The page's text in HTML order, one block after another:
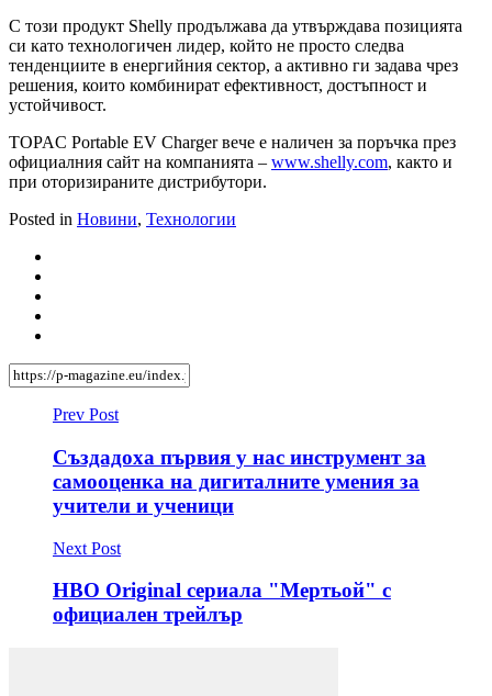
С този продукт Shelly продължава да утвърждава позицията
си като технологичен лидер, който не просто следва
тенденциите в енергийния сектор, а активно ги задава чрез
решения, които комбинират ефективност, достъпност и
устойчивост.
TOPAC Portable EV Charger вече е наличен за поръчка през
официалния сайт на компанията – www.shelly.com, както и
при оторизираните дистрибутори.
Posted in Новини, Технологии
Prev Post
Създадоха първия у нас инструмент за
самооценка на дигиталните умения за
учители и ученици
Next Post
HBO Original сериалa "Мертьой" с
официален трейлър